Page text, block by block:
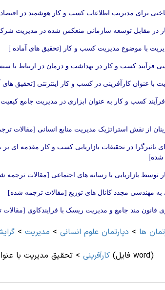
برای مدیریت اطلاعات کسب و کار هوشمند در
در مقابل توسعه سازمانی منعکس شده در مدیریت
با موضوع مدیریت کسب و کار [تحقیق های آماده ]
فرآیند کسب و کار در بهداشت و درمان در ارتباط با
با عنوان کارآفرینی در کسب و کار اینترنتی [تحقیق های
کسب و کار به عنوان ابزاری در مدیریت جامع
از نقش استراتژیک مدیریت منابع انسانی [مقالات
شده]
بازاریابی با رسانه های اجتماعی [مقالات ترجمه
به مهندسی مجدد کانال های توزیع [مقالات ترجمه شده]
مند جامع و مدیریت ریسک با فرایندکاوی
ها > دپارتمان علوم انسانی > مديريت >
کارآفرینی > تحقیق مدیریت با عنوان مدل کسب و کار و ایجاد تغییر و نوآوری در آن (فایل word)